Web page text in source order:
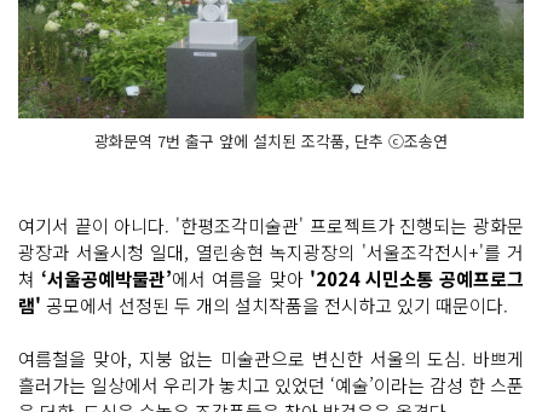
광화문역 7번 출구 앞에 설치된 조각품, 단추 ⓒ조송연
여기서 끝이 아니다. '한평조각미술관' 프로젝트가 진행되는 광화문
광장과 서울시청 일대, 열린송현 녹지광장의 '서울조각전시+'를 거
쳐 ‘서울공예박물관’에서 여름을 맞아 '2024 시민소통 공예프로그
램' 공모에서 선정된 두 개의 설치작품을 전시하고 있기 때문이다.
여름철을 맞아, 지붕 없는 미술관으로 변신한 서울의 도심. 바쁘게
흘러가는 일상에서 우리가 놓치고 있었던 ‘예술’이라는 감성 한 스푼